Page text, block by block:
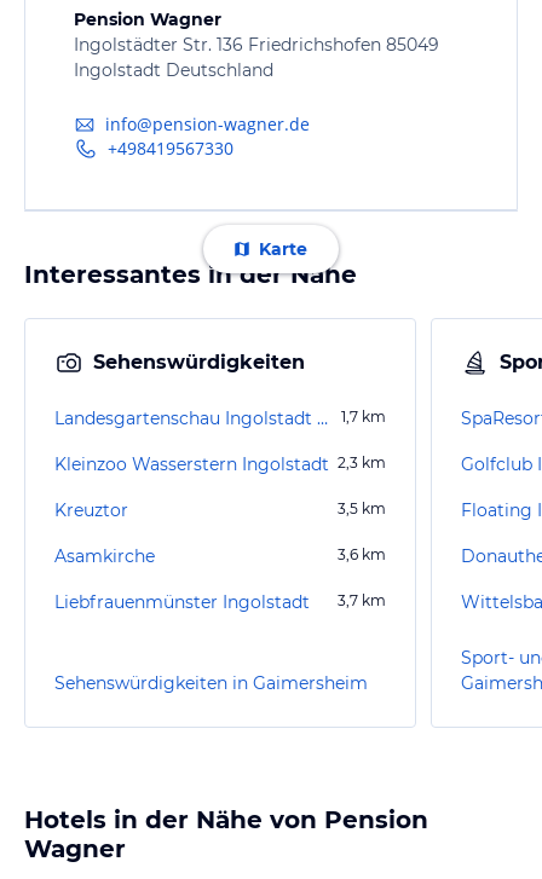
Pension Wagner
Ingolstädter Str. 136 Friedrichshofen 85049
Ingolstadt Deutschland
info@pension-wagner.de
+498419567330
Karte
Interessantes in der Nähe
Sehenswürdigkeiten
Landesgartenschau Ingolstadt 2020 1,7 km
Kleinzoo Wasserstern Ingolstadt 2,3 km
Kreuztor 3,5 km
Asamkirche 3,6 km
Liebfrauenmünster Ingolstadt 3,7 km
Sehenswürdigkeiten in Gaimersheim
Golfclub
Floating
Sport-
Hotels in der Nähe von Pension
Wagner